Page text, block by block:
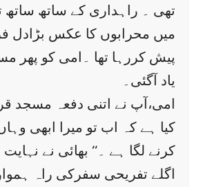
تھی ۔ راہداری کے ساتھ ساتھ
میں محرابوں کا عکس بڑادل
پیش کررہا تھا ۔امی کو پھر
یاد آگئی۔
کیا ہے کہ اب تو میرا ابھی
کرنے لگا ہے ۔‘‘ بھائی نے
اگلے تفریحی سفرکی راہ